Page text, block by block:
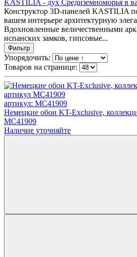
KASTILIA - дух Средиземноморья в
Конструктор 3D-панелей KASTILIA
вашем интерьере архитектурную
Вдохновленные величественными
испанских замков, гипсовые...
Фильтр
Упорядочить:
Товаров на странице:
артикул: MC41909
Немецкие обои KT-Exclusive,
MC41909
Наличие уточняйте